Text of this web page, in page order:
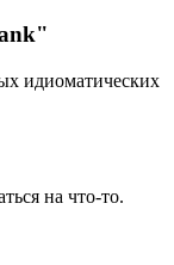
идиоматических
на что-то.